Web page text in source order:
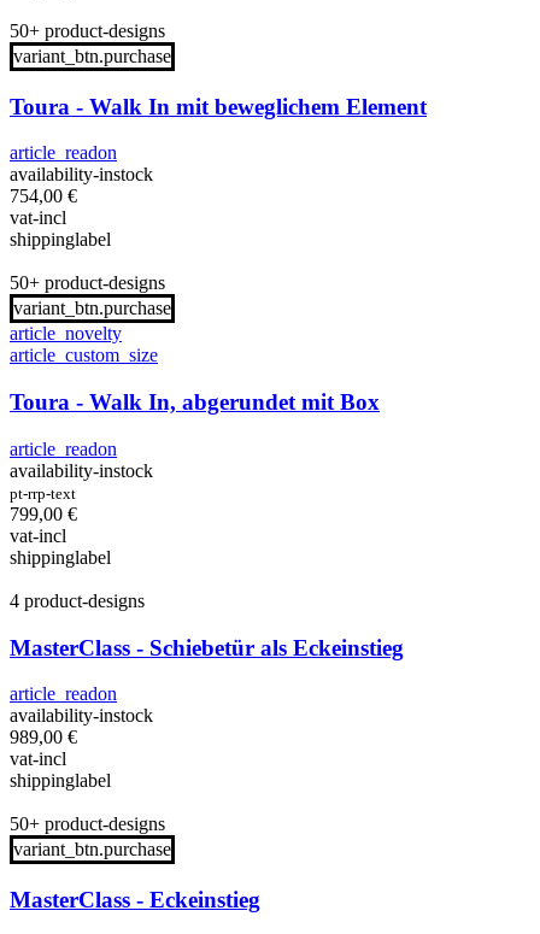
50+ product-designs
variant_btn.purchase
Toura - Walk In mit beweglichem Element
article_readon
availability-instock
754,00 €
vat-incl
shippinglabel
50+ product-designs
variant_btn.purchase
article_novelty
article_custom_size
Toura - Walk In, abgerundet mit Box
article_readon
availability-instock
pt-rrp-text
799,00 €
vat-incl
shippinglabel
4 product-designs
MasterClass - Schiebetür als Eckeinstieg
article_readon
availability-instock
989,00 €
vat-incl
shippinglabel
50+ product-designs
variant_btn.purchase
MasterClass - Eckeinstieg